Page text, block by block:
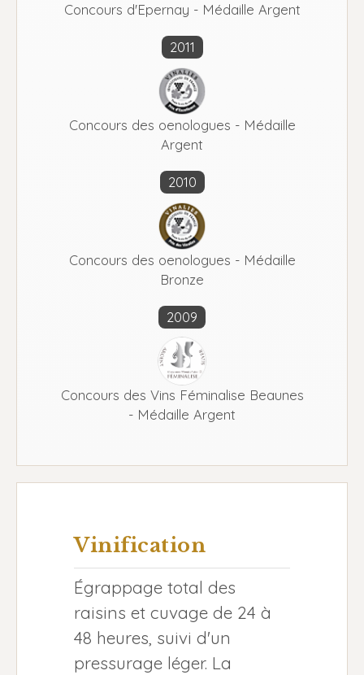
Concours d'Epernay - Médaille Argent
2011
Concours des oenologues - Médaille
Argent
2010
Concours des oenologues - Médaille
Bronze
2009
Concours des Vins Féminalise Beaunes
- Médaille Argent
Vinification
Égrappage total des
raisins et cuvage de 24 à
48 heures, suivi d'un
pressurage léger. La